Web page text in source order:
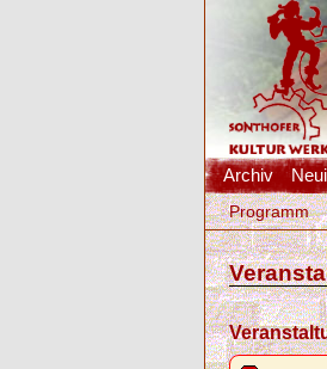
Archiv
Programm